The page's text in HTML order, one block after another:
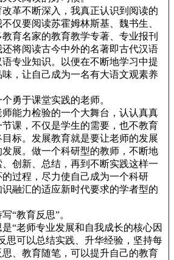
革不断深入，我真正认识到阅读的
仅要阅读苏霍姆林斯基、魏书生、
教育名家的教育教学专著、专业报刊
将阅读古今中外的名著即古代汉语
专业知识。以便在不断地学习中提
味，让自己成为一名有大语文观素养
勇于课堂实践的老师。
能力检验的一个大舞台，认认真真
课，不仅是学生的需要，也不教育
目标。发展教育就是要让老师的发展
展。做一个科研型的教师，不断地
、创新、总结，再到不断实践这样一
过程，尽力使自己成为一个科研
融汇的适应新时代要求的学者型的
“教育反思”。
“老师专业发展和自我成长的核心因
思可以总结实践、升华经验，坚持每
思、教育随笔，可以提升自己的教育